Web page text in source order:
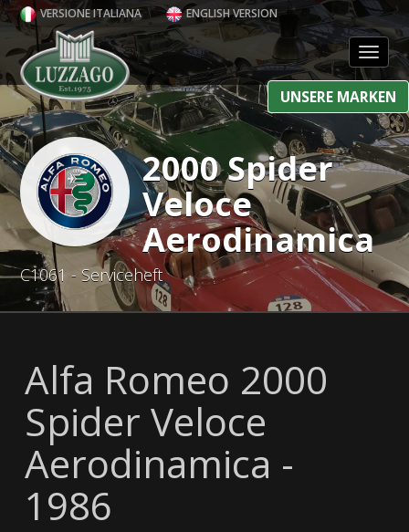
VERSIONE ITALIANA ENGLISH VERSION
UNSERE MARKEN
2000 Spider
Veloce
Aerodinamica
C1061 - Serviceheft
Alfa Romeo 2000
Spider Veloce
Aerodinamica -
1986